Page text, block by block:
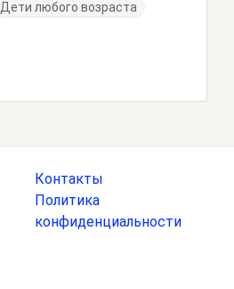
Дети любого возраста
Контакты
Политика
конфиденциальности